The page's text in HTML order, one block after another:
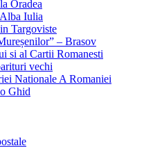
Oradea
Iulia
Targoviste
– Brasov
si al Cartii Romanesti
vechi
Nationale A Romaniei
Ghid